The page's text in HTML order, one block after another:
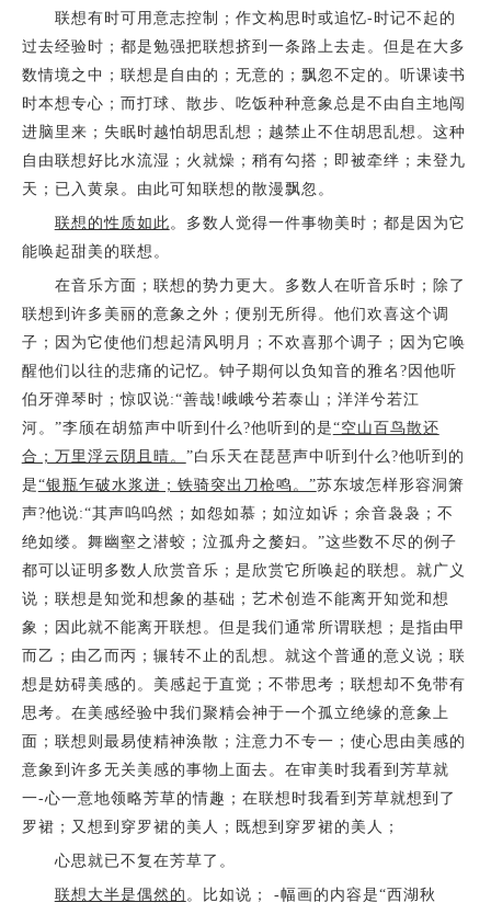
联想有时可用意志控制；作文构思时或追忆-时记不起的
过去经验时；都是勉强把联想挤到一条路上去走。但是在大多
数情境之中；联想是自由的；无意的；飘忽不定的。听课读书
时本想专心；而打球、散步、吃饭种种意象总是不由自主地闯
进脑里来；失眠时越怕胡思乱想；越禁止不住胡思乱想。这种
自由联想好比水流湿；火就燥；稍有勾搭；即被牵绊；未登九
天；已入黄泉。由此可知联想的散漫飘忽。
联想的性质如此。多数人觉得一件事物美时；都是因为它
能唤起甜美的联想。
在音乐方面；联想的势力更大。多数人在听音乐时；除了
联想到许多美丽的意象之外；便别无所得。他们欢喜这个调
子；因为它使他们想起清风明月；不欢喜那个调子；因为它唤
醒他们以往的悲痛的记忆。钟子期何以负知音的雅名?因他听
伯牙弹琴时；惊叹说:“善哉!峨峨兮若泰山；洋洋兮若江
河。”李颀在胡笳声中听到什么?他听到的是“空山百鸟散还
合；万里浮云阴且晴。 ”白乐天在琵琶声中听到什么?他听到的
是“银瓶乍破水浆迸；铁骑突出刀枪鸣。”苏东坡怎样形容洞箫
声?他说:“其声呜呜然；如怨如慕；如泣如诉；余音袅袅；不
绝如缕。舞幽壑之潜蛟；泣孤舟之嫠妇。”这些数不尽的例子
都可以证明多数人欣赏音乐；是欣赏它所唤起的联想。就广义
说；联想是知觉和想象的基础；艺术创造不能离开知觉和想
象；因此就不能离开联想。但是我们通常所谓联想；是指由甲
而乙；由乙而丙；辗转不止的乱想。就这个普通的意义说；联
想是妨碍美感的。美感起于直觉；不带思考；联想却不免带有
思考。在美感经验中我们聚精会神于一个孤立绝缘的意象上
面；联想则最易使精神涣散；注意力不专一；使心思由美感的
意象到许多无关美感的事物上面去。在审美时我看到芳草就
一-心一意地领略芳草的情趣；在联想时我看到芳草就想到了
罗裙；又想到穿罗裙的美人；既想到穿罗裙的美人；
心思就已不复在芳草了。
联想大半是偶然的 。比如说； -幅画的内容是“西湖秋